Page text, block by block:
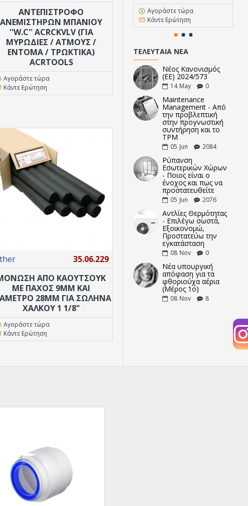
ΑΝΤΕΠΙΣΤΡΟΦΟ
ANEMΙΣΤΗΡΩΝ ΜΠΑΝΙΟΥ
''W.C'' ACRCKVLV (ΓΙΑ
ΜΥΡΩΔΙΈΣ / ΑΤΜΟΎΣ /
ΈΝΤΟΜΑ / ΤΡΩΚΤΙΚΆ)
ACRTOOLS
Αγοράστε τώρα
Κάντε Ερώτηση
35.06.229
ΑΠΟ ΚΑΟΥΤΣΟΎΚ
ΜΕ ΠΆΧΟΣ 9MM ΚΑΙ
28MM ΓΙΑ ΣΩΛΉΝΑ
ΧΑΛΚΟΎ 1 1/8"
Αγοράστε τώρα
Κάντε Ερώτηση
Αγοράστε τώρα
Κάντε Ερώτηση
ΤΕΛΕΥΤΑΊΑ ΝΈΑ
Νέος Κανονισμός
(ΕΕ) 2024/573
14 May 0
Maintenance
Management - Από
την προβλεπτική
στην προγνωστική
συντήρηση και το
TPM
05 Jun 2084
Ρύπανση
Εσωτερικών Χώρων
- Ποιος είναι ο
ένοχος και πως να
προστατευθείτε
05 Jun 2076
Αντλίες Θερμότητας
- Επιλέγω σωστά,
Εξοικονομώ,
Προστατεύω την
εγκατάσταση
08 Nov 0
Νέα υπουργική
απόφαση για τα
φθοριούχα αέρια
(Μέρος 1ο)
08 Nov 8